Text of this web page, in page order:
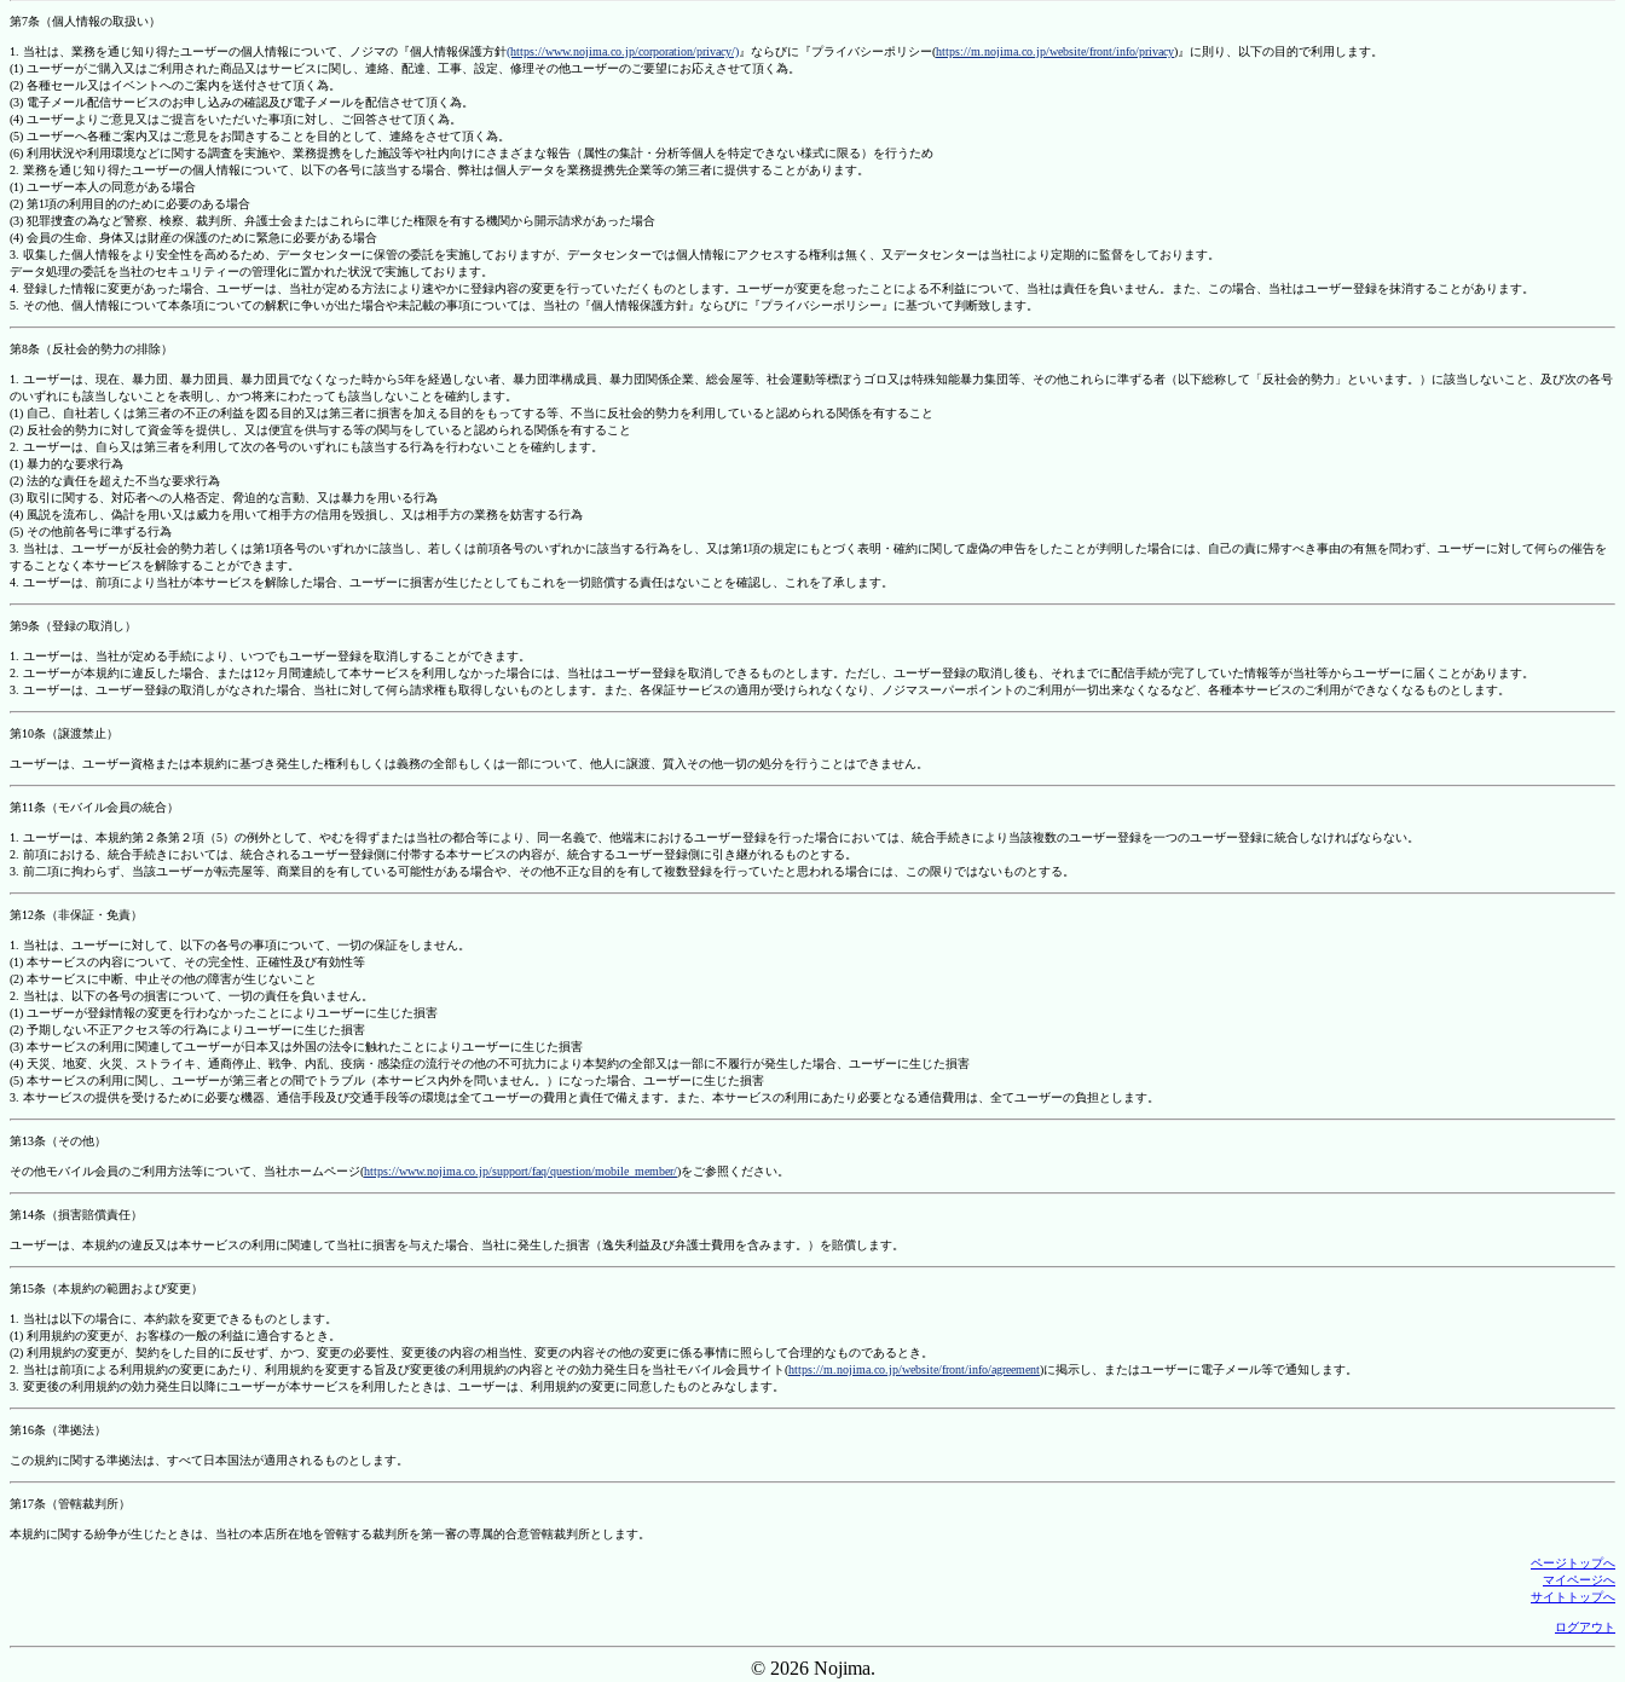
第7条（個人情報の取扱い）
1. 当社は、業務を通じ知り得たユーザーの個人情報について、ノジマの『個人情報保護方針(https://www.nojima.co.jp/corporation/privacy/)』ならびに『プライバシーポリシー(https://m.nojima.co.jp/website/front/info/privacy)』に則り、以下の目的で利用します。
(1) ユーザーがご購入又はご利用された商品又はサービスに関し、連絡、配達、工事、設定、修理その他ユーザーのご要望にお応えさせて頂く為。
(2) 各種セール又はイベントへのご案内を送付させて頂く為。
(3) 電子メール配信サービスのお申し込みの確認及び電子メールを配信させて頂く為。
(4) ユーザーよりご意見又はご提言をいただいた事項に対し、ご回答させて頂く為。
(5) ユーザーへ各種ご案内又はご意見をお聞きすることを目的として、連絡をさせて頂く為。
(6) 利用状況や利用環境などに関する調査を実施や、業務提携をした施設等や社内向けにさまざまな報告（属性の集計・分析等個人を特定できない様式に限る）を行うため
2. 業務を通じ知り得たユーザーの個人情報について、以下の各号に該当する場合、弊社は個人データを業務提携先企業等の第三者に提供することがあります。
(1) ユーザー本人の同意がある場合
(2) 第1項の利用目的のために必要のある場合
(3) 犯罪捜査の為など警察、検察、裁判所、弁護士会またはこれらに準じた権限を有する機関から開示請求があった場合
(4) 会員の生命、身体又は財産の保護のために緊急に必要がある場合
3. 収集した個人情報をより安全性を高めるため、データセンターに保管の委託を実施しておりますが、データセンターでは個人情報にアクセスする権利は無く、又データセンターは当社により定期的に監督をしております。
データ処理の委託を当社のセキュリティーの管理化に置かれた状況で実施しております。
4. 登録した情報に変更があった場合、ユーザーは、当社が定める方法により速やかに登録内容の変更を行っていただくものとします。ユーザーが変更を怠ったことによる不利益について、当社は責任を負いません。また、この場合、当社はユーザー登録を抹消することがあります。
5. その他、個人情報について本条項についての解釈に争いが出た場合や未記載の事項については、当社の『個人情報保護方針』ならびに『プライバシーポリシー』に基づいて判断致します。
第8条（反社会的勢力の排除）
1. ユーザーは、現在、暴力団、暴力団員、暴力団員でなくなった時から5年を経過しない者、暴力団準構成員、暴力団関係企業、総会屋等、社会運動等標ぼうゴロ又は特殊知能暴力集団等、その他これらに準ずる者（以下総称して「反社会的勢力」といいます。）に該当しないこと、及び次の各号
のいずれにも該当しないことを表明し、かつ将来にわたっても該当しないことを確約します。
(1) 自己、自社若しくは第三者の不正の利益を図る目的又は第三者に損害を加える目的をもってする等、不当に反社会的勢力を利用していると認められる関係を有すること
(2) 反社会的勢力に対して資金等を提供し、又は便宜を供与する等の関与をしていると認められる関係を有すること
2. ユーザーは、自ら又は第三者を利用して次の各号のいずれにも該当する行為を行わないことを確約します。
(1) 暴力的な要求行為
(2) 法的な責任を超えた不当な要求行為
(3) 取引に関する、対応者への人格否定、脅迫的な言動、又は暴力を用いる行為
(4) 風説を流布し、偽計を用い又は威力を用いて相手方の信用を毀損し、又は相手方の業務を妨害する行為
(5) その他前各号に準ずる行為
3. 当社は、ユーザーが反社会的勢力若しくは第1項各号のいずれかに該当し、若しくは前項各号のいずれかに該当する行為をし、又は第1項の規定にもとづく表明・確約に関して虚偽の申告をしたことが判明した場合には、自己の責に帰すべき事由の有無を問わず、ユーザーに対して何らの催告を
することなく本サービスを解除することができます。
4. ユーザーは、前項により当社が本サービスを解除した場合、ユーザーに損害が生じたとしてもこれを一切賠償する責任はないことを確認し、これを了承します。
第9条（登録の取消し）
1. ユーザーは、当社が定める手続により、いつでもユーザー登録を取消しすることができます。
2. ユーザーが本規約に違反した場合、または12ヶ月間連続して本サービスを利用しなかった場合には、当社はユーザー登録を取消しできるものとします。ただし、ユーザー登録の取消し後も、それまでに配信手続が完了していた情報等が当社等からユーザーに届くことがあります。
3. ユーザーは、ユーザー登録の取消しがなされた場合、当社に対して何ら請求権も取得しないものとします。また、各保証サービスの適用が受けられなくなり、ノジマスーパーポイントのご利用が一切出来なくなるなど、各種本サービスのご利用ができなくなるものとします。
第10条（譲渡禁止）
ユーザーは、ユーザー資格または本規約に基づき発生した権利もしくは義務の全部もしくは一部について、他人に譲渡、質入その他一切の処分を行うことはできません。
第11条（モバイル会員の統合）
1. ユーザーは、本規約第２条第２項（5）の例外として、やむを得ずまたは当社の都合等により、同一名義で、他端末におけるユーザー登録を行った場合においては、統合手続きにより当該複数のユーザー登録を一つのユーザー登録に統合しなければならない。
2. 前項における、統合手続きにおいては、統合されるユーザー登録側に付帯する本サービスの内容が、統合するユーザー登録側に引き継がれるものとする。
3. 前二項に拘わらず、当該ユーザーが転売屋等、商業目的を有している可能性がある場合や、その他不正な目的を有して複数登録を行っていたと思われる場合には、この限りではないものとする。
第12条（非保証・免責）
1. 当社は、ユーザーに対して、以下の各号の事項について、一切の保証をしません。
(1) 本サービスの内容について、その完全性、正確性及び有効性等
(2) 本サービスに中断、中止その他の障害が生じないこと
2. 当社は、以下の各号の損害について、一切の責任を負いません。
(1) ユーザーが登録情報の変更を行わなかったことによりユーザーに生じた損害
(2) 予期しない不正アクセス等の行為によりユーザーに生じた損害
(3) 本サービスの利用に関連してユーザーが日本又は外国の法令に触れたことによりユーザーに生じた損害
(4) 天災、地変、火災、ストライキ、通商停止、戦争、内乱、疫病・感染症の流行その他の不可抗力により本契約の全部又は一部に不履行が発生した場合、ユーザーに生じた損害
(5) 本サービスの利用に関し、ユーザーが第三者との間でトラブル（本サービス内外を問いません。）になった場合、ユーザーに生じた損害
3. 本サービスの提供を受けるために必要な機器、通信手段及び交通手段等の環境は全てユーザーの費用と責任で備えます。また、本サービスの利用にあたり必要となる通信費用は、全てユーザーの負担とします。
第13条（その他）
その他モバイル会員のご利用方法等について、当社ホームページ(https://www.nojima.co.jp/support/faq/question/mobile_member/)をご参照ください。
第14条（損害賠償責任）
ユーザーは、本規約の違反又は本サービスの利用に関連して当社に損害を与えた場合、当社に発生した損害（逸失利益及び弁護士費用を含みます。）を賠償します。
第15条（本規約の範囲および変更）
1. 当社は以下の場合に、本約款を変更できるものとします。
(1) 利用規約の変更が、お客様の一般の利益に適合するとき。
(2) 利用規約の変更が、契約をした目的に反せず、かつ、変更の必要性、変更後の内容の相当性、変更の内容その他の変更に係る事情に照らして合理的なものであるとき。
2. 当社は前項による利用規約の変更にあたり、利用規約を変更する旨及び変更後の利用規約の内容とその効力発生日を当社モバイル会員サイト(https://m.nojima.co.jp/website/front/info/agreement)に掲示し、またはユーザーに電子メール等で通知します。
3. 変更後の利用規約の効力発生日以降にユーザーが本サービスを利用したときは、ユーザーは、利用規約の変更に同意したものとみなします。
第16条（準拠法）
この規約に関する準拠法は、すべて日本国法が適用されるものとします。
第17条（管轄裁判所）
本規約に関する紛争が生じたときは、当社の本店所在地を管轄する裁判所を第一審の専属的合意管轄裁判所とします。
ページトップへ
マイページへ
サイトトップへ
ログアウト
© 2026 Nojima.